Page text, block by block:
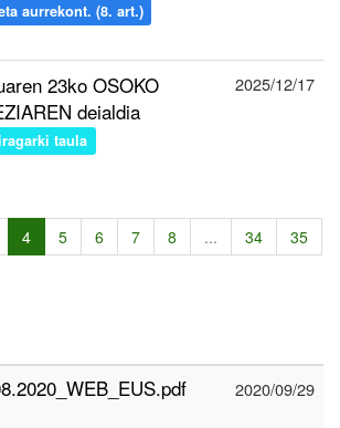
aurrekont. (8. art.)
23ko OSOKO
deialdia
taula
2025/12/17
4 5 6 7 8 ... 34
35
2020/09/29